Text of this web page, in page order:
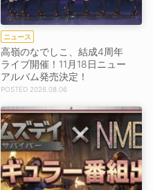
ニュース
高嶺のなでしこ、結成4周年
ライブ開催！11月18日ニュー
アルバム発売決定！
2026.08.06